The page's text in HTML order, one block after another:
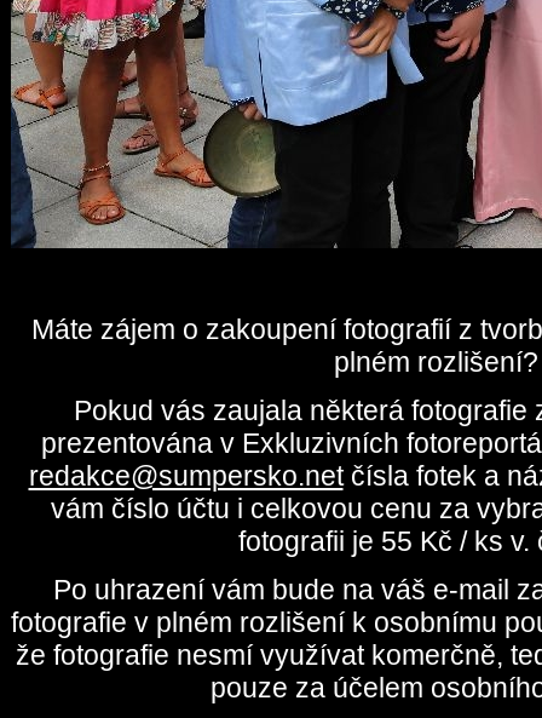
Máte zájem o zakoupení fotografií z
plném rozlišení?
Pokud vás zaujala některá fotografie
prezentována v Exkluzivních
redakce@sumpersko.netčísla fotek a
vám číslo účtu i celkovou cenu za
fotografii je 55 Kč / ks v.
Po uhrazení vám bude na váš e-mail
fotografie v plném rozlišení k osobnímu
že fotografie nesmí využívat komerčně,
pouze za účelem